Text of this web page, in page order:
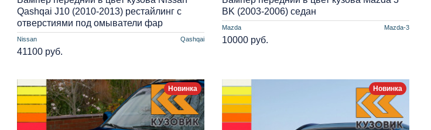
Nissan Qashqai
Qashqai J10 (2010-2013) рестайлинг с
отверстиями под омыватели фар
41100 руб.
Mazda Mazda-3
BK (2003-2006) седан
10000 руб.
Новинка Новинка